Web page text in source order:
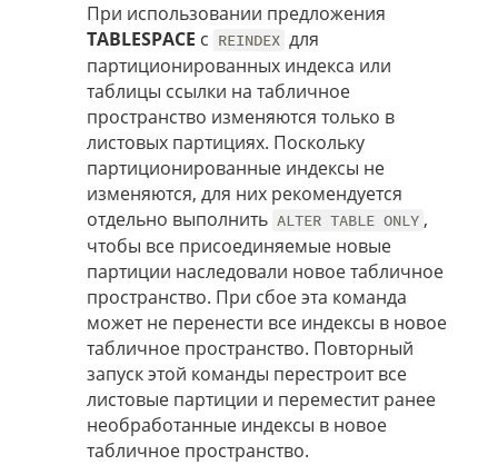
При использовании предложения
TABLESPACE с REINDEX для
партиционированных индекса или
таблицы ссылки на табличное
пространство изменяются только в
листовых партициях. Поскольку
партиционированные индексы не
изменяются, для них рекомендуется
отдельно выполнить ALTER TABLE ONLY ,
чтобы все присоединяемые новые
партиции наследовали новое табличное
пространство. При сбое эта команда
может не перенести все индексы в новое
табличное пространство. Повторный
запуск этой команды перестроит все
листовые партиции и переместит ранее
необработанные индексы в новое
табличное пространство.